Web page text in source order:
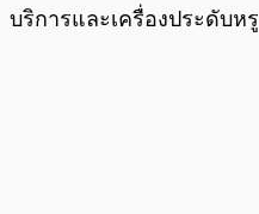
บริการและเครื่องประดับหรู